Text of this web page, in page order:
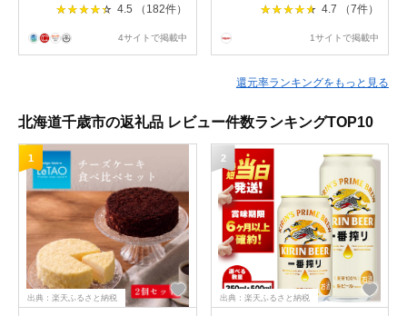
4.5 （182件）
4サイトで掲載中
4.7 （7件）
1サイトで掲載中
還元率ランキングをもっと見る
北海道千歳市の返礼品 レビュー件数ランキングTOP10
1
出典：楽天ふるさと納税
2
出典：楽天ふるさと納税